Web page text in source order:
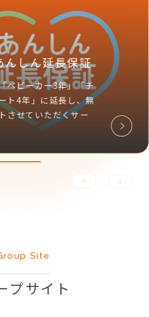
ト
ドシートの
Site
プサイト